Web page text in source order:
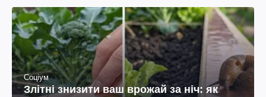
Соціум
Злітні знизити ваш врожай за ніч: як